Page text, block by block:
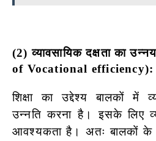
(2) व्यावसायिक दक्षता का
of Vocational efficiency):
शिक्षा का उद्देश्य बालकों में
उन्नति करना है। इसके लिए
आवश्यकता है। अतः बालकों